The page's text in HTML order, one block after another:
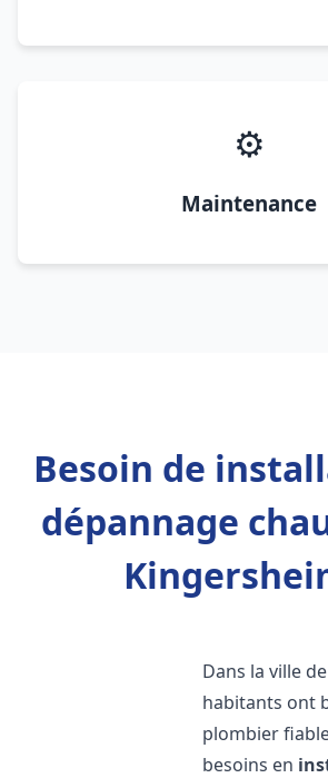
⚙️
Maintenance
Besoin de
dépannage
Dans la ville de
habitants ont
plombier
besoins en